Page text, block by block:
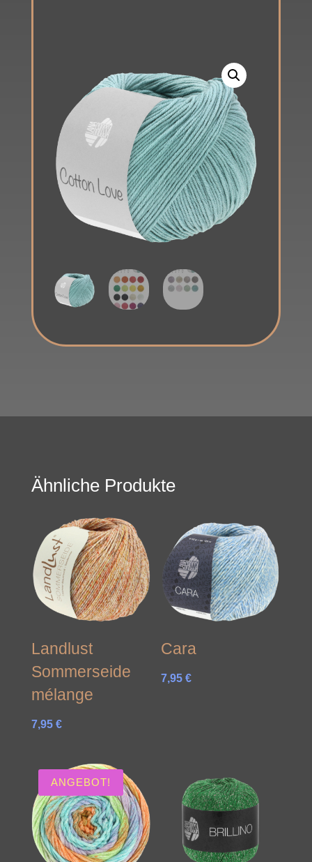
Ähnliche Produkte
Landlust
Sommerseide
mélange
7,95 €
Cara
7,95€
ANGEBOT!